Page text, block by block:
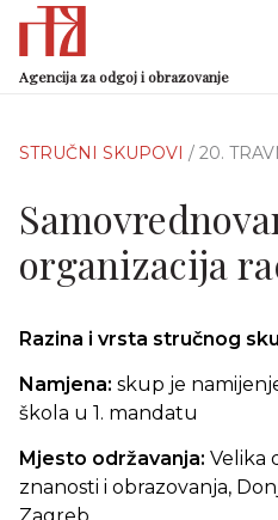
Agencija za odgoj i obrazovanje
STRUČNI SKUPOVI / 20.
organizacija
Razina i vrsta stručnog
Namjena: skup je
škola u 1. mandatu
Mjesto održavanja: Velika
znanosti i obrazovanja,